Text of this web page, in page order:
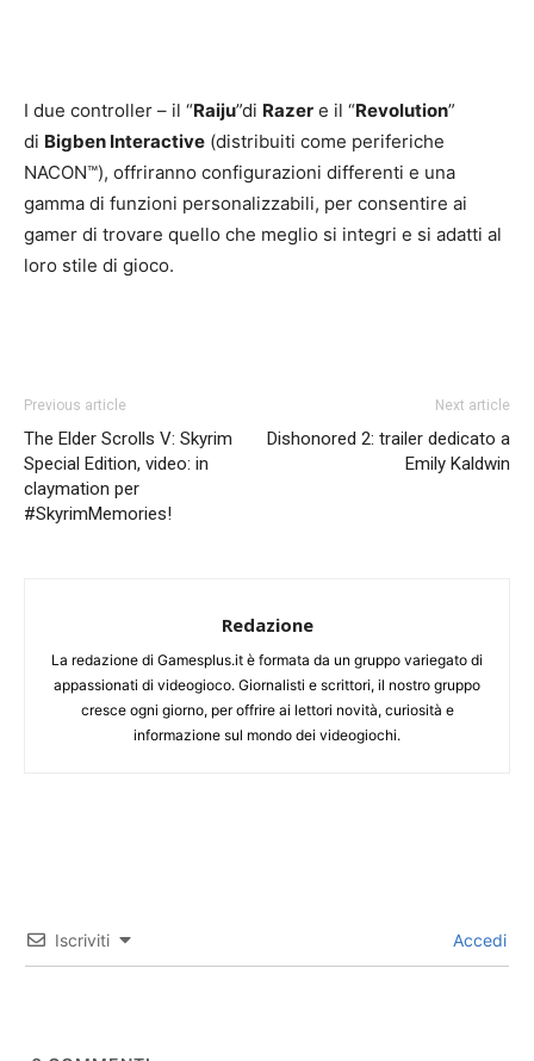
I due controller – il “Raiju”di Razer e il “Revolution”
di Bigben Interactive (distribuiti come periferiche
NACON™), offriranno configurazioni differenti e una
gamma di funzioni personalizzabili, per consentire ai
gamer di trovare quello che meglio si integri e si adatti al
loro stile di gioco.
Previous article
The Elder Scrolls V: Skyrim
Special Edition, video: in
claymation per
#SkyrimMemories!
Next article
Dishonored 2: trailer dedicato a
Emily Kaldwin
Redazione
La redazione di Gamesplus.it è formata da un gruppo variegato di
appassionati di videogioco. Giornalisti e scrittori, il nostro gruppo
cresce ogni giorno, per offrire ai lettori novità, curiosità e
informazione sul mondo dei videogiochi.
Iscriviti Accedi